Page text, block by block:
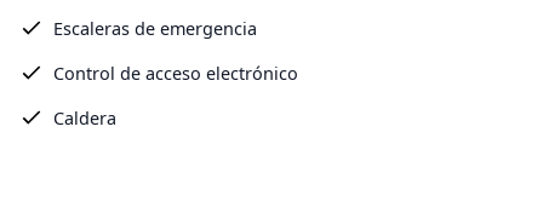
Escaleras de emergencia
Control de acceso electrónico
Caldera